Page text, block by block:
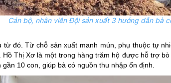
Cán bộ, nhân viên Đội sản xuất 3 hướng dẫn bà
từ đó. Từ chỗ sản xuất manh mún, phụ thuộc tự
Hồ Thị Xơ là một trong hàng trăm hộ được hỗ trợ
10 con, giúp bà có nguồn thu nhập ổn định.